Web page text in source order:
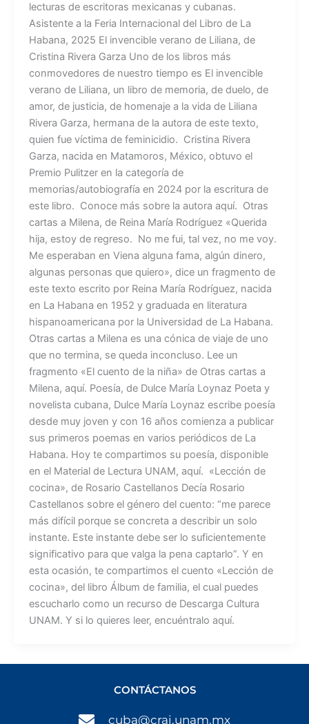
lecturas de escritoras mexicanas y cubanas.
Asistente a la Feria Internacional del Libro de La
Habana, 2025 El invencible verano de Liliana, de
Cristina Rivera Garza Uno de los libros más
conmovedores de nuestro tiempo es El invencible
verano de Liliana, un libro de memoria, de duelo, de
amor, de justicia, de homenaje a la vida de Liliana
Rivera Garza, hermana de la autora de este texto,
quien fue víctima de feminicidio. Cristina Rivera
Garza, nacida en Matamoros, México, obtuvo el
Premio Pulitzer en la categoría de
memorias/autobiografía en 2024 por la escritura de
este libro. Conoce más sobre la autora aquí. Otras
cartas a Milena, de Reina María Rodríguez «Querida
hija, estoy de regreso. No me fui, tal vez, no me voy.
Me esperaban en Viena alguna fama, algún dinero,
algunas personas que quiero», dice un fragmento de
este texto escrito por Reina María Rodríguez, nacida
en La Habana en 1952 y graduada en literatura
hispanoamericana por la Universidad de La Habana.
Otras cartas a Milena es una cónica de viaje de uno
que no termina, se queda inconcluso. Lee un
fragmento «El cuento de la niña» de Otras cartas a
Milena, aquí. Poesía, de Dulce María Loynaz Poeta y
novelista cubana, Dulce María Loynaz escribe poesía
desde muy joven y con 16 años comienza a publicar
sus primeros poemas en varios periódicos de La
Habana. Hoy te compartimos su poesía, disponible
en el Material de Lectura UNAM, aquí. «Lección de
cocina», de Rosario Castellanos Decía Rosario
Castellanos sobre el género del cuento: “me parece
más difícil porque se concreta a describir un solo
instante. Este instante debe ser lo suficientemente
significativo para que valga la pena captarlo”. Y en
esta ocasión, te compartimos el cuento «Lección de
cocina», del libro Álbum de familia, el cual puedes
escucharlo como un recurso de Descarga Cultura
UNAM. Y si lo quieres leer, encuéntralo aquí.
CONTÁCTANOS
cuba@crai.unam.mx